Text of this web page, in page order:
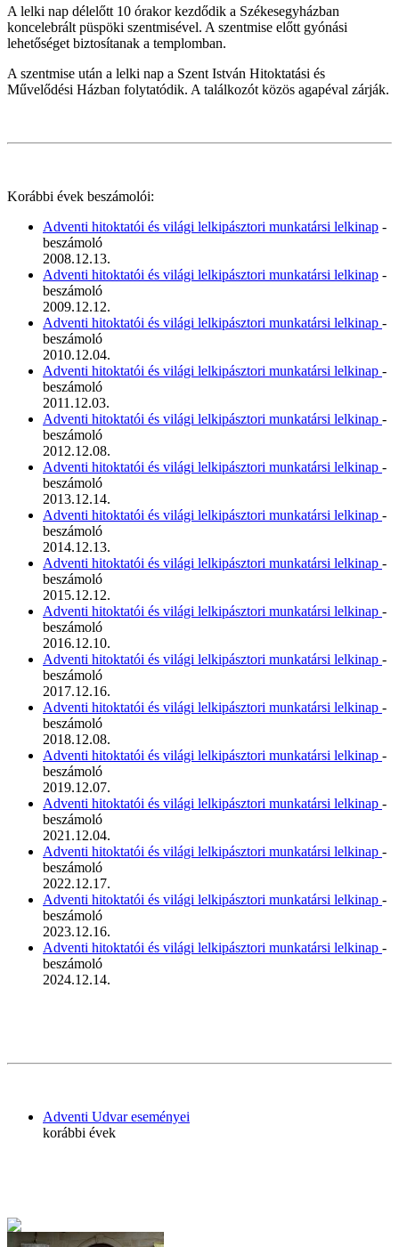
A lelki nap délelőtt 10 órakor kezdődik a Székesegyházban
koncelebrált püspöki szentmisével. A szentmise előtt gyónási
lehetőséget biztosítanak a templomban.
A szentmise után a lelki nap a Szent István Hitoktatási és
Művelődési Házban folytatódik. A találkozót közös agapéval zárják.
Korábbi évek beszámolói:
Adventi hitoktatói és világi lelkipásztori munkatársi lelkinap -
beszámoló
2008.12.13.
Adventi hitoktatói és világi lelkipásztori munkatársi lelkinap -
beszámoló
2009.12.12.
Adventi hitoktatói és világi lelkipásztori munkatársi lelkinap -
beszámoló
2010.12.04.
Adventi hitoktatói és világi lelkipásztori munkatársi lelkinap -
beszámoló
2011.12.03.
Adventi hitoktatói és világi lelkipásztori munkatársi lelkinap -
beszámoló
2012.12.08.
Adventi hitoktatói és világi lelkipásztori munkatársi lelkinap -
beszámoló
2013.12.14.
Adventi hitoktatói és világi lelkipásztori munkatársi lelkinap -
beszámoló
2014.12.13.
Adventi hitoktatói és világi lelkipásztori munkatársi lelkinap -
beszámoló
2015.12.12.
Adventi hitoktatói és világi lelkipásztori munkatársi lelkinap -
beszámoló
2016.12.10.
Adventi hitoktatói és világi lelkipásztori munkatársi lelkinap -
beszámoló
2017.12.16.
Adventi hitoktatói és világi lelkipásztori munkatársi lelkinap -
beszámoló
2018.12.08.
Adventi hitoktatói és világi lelkipásztori munkatársi lelkinap -
beszámoló
2019.12.07.
Adventi hitoktatói és világi lelkipásztori munkatársi lelkinap -
beszámoló
2021.12.04.
Adventi hitoktatói és világi lelkipásztori munkatársi lelkinap -
beszámoló
2022.12.17.
Adventi hitoktatói és világi lelkipásztori munkatársi lelkinap -
beszámoló
2023.12.16.
Adventi hitoktatói és világi lelkipásztori munkatársi lelkinap -
beszámoló
2024.12.14.
Adventi Udvar eseményei
korábbi évek